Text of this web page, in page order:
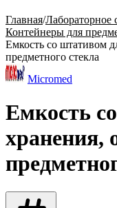
Главная/Лабораторное
Контейнеры для
Емкость со штативом
предметного стекла
Micromed
Емкость
хранения,